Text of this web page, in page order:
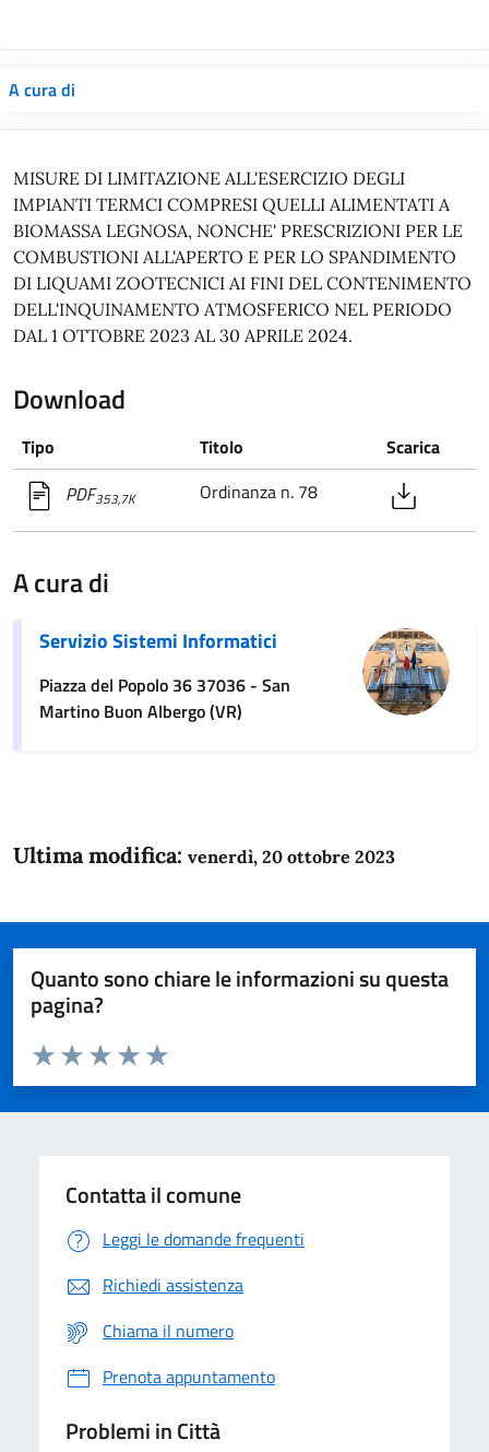
A cura di
MISURE DI LIMITAZIONE ALL'ESERCIZIO DEGLI
IMPIANTI TERMCI COMPRESI QUELLI ALIMENTATI A
BIOMASSA LEGNOSA, NONCHE' PRESCRIZIONI PER LE
COMBUSTIONI ALL'APERTO E PER LO SPANDIMENTO
DI LIQUAMI ZOOTECNICI AI FINI DEL CONTENIMENTO
DELL'INQUINAMENTO ATMOSFERICO NEL PERIODO
DAL 1 OTTOBRE 2023 AL 30 APRILE 2024.
Download
Tipo Titolo
Scarica
PDF353,7K Ordinanza n. 78
A cura di
Servizio Sistemi Informatici
Piazza del Popolo 36 37036 - San
Martino Buon Albergo (VR)
Ultima modifica: venerdì, 20 ottobre 2023
Quanto sono chiare le informazioni su questa
pagina?
Domanda
Valuta da 1 a 5 stelle la pagina
Valuta 5 stelle su 5
Valuta 4 stelle su 5
Valuta 3 stelle su 5
Valuta 2 stelle su 5
Valuta 1 stelle su 5
Contatta il comune
Leggi le domande frequenti
Richiedi assistenza
Chiama il numero
Prenota appuntamento
Problemi in Città